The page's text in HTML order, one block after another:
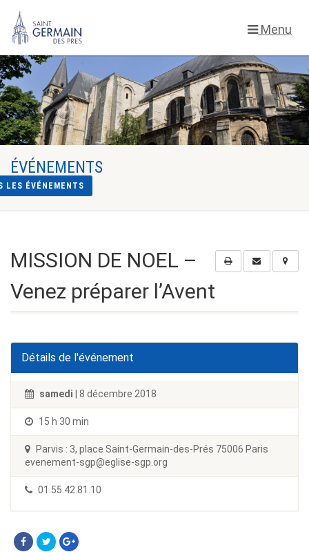
Menu
ÉVÉNEMENTS
LES ÉVÉNEMENTS
MISSION DE NOEL –
Venez préparer l’Avent
Détails de l'événement
samedi | 8 décembre 2018
15 h 30 min
Parvis : 3, place Saint-Germain-des-Prés 75006 Paris
evenement-sgp@eglise-sgp.org
01.55.42.81.10